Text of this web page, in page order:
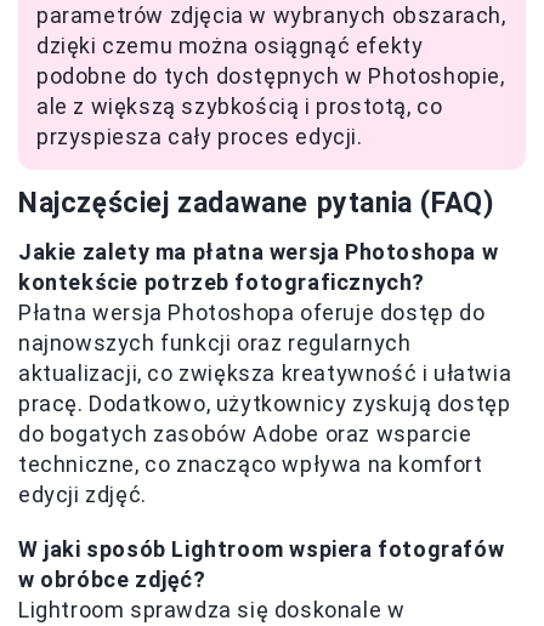
parametrów zdjęcia w wybranych obszarach,
dzięki czemu można osiągnąć efekty
podobne do tych dostępnych w Photoshopie,
ale z większą szybkością i prostotą, co
przyspiesza cały proces edycji.
Najczęściej zadawane pytania (FAQ)
Jakie zalety ma płatna wersja Photoshopa w
kontekście potrzeb fotograficznych?
Płatna wersja Photoshopa oferuje dostęp do
najnowszych funkcji oraz regularnych
aktualizacji, co zwiększa kreatywność i ułatwia
pracę. Dodatkowo, użytkownicy zyskują dostęp
do bogatych zasobów Adobe oraz wsparcie
techniczne, co znacząco wpływa na komfort
edycji zdjęć.
W jaki sposób Lightroom wspiera fotografów
w obróbce zdjęć?
Lightroom sprawdza się doskonale w